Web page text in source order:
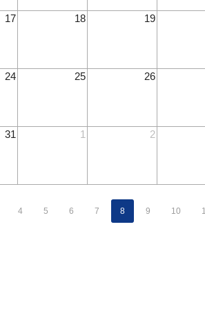
17 18 19
24 25 26
31 1 2
4 5 6 7 8 9 10